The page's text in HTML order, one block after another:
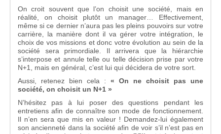
On croit souvent que l’on choisit une société, mais en
réalité, on choisit plutôt un manager… Effectivement,
même si ce dernier n’aura pas les pleins pouvoirs sur votre
carrière, la manière dont il va gérer votre intégration, le
choix de vos missions et donc votre évolution au sein de la
société sera primordiale. Il arrivera que la hiérarchie
s’interpose et annule telle ou telle décision prise par votre
N+1, mais en général, c’est lui qui décidera de votre sort.
Aussi, retenez bien cela : « On ne choisit pas une
société, on choisit un N+1 »
N’hésitez pas à lui poser des questions pendant les
entretiens afin de connaître son mode de fonctionnement.
Il n’en sera que mis en valeur ! Demandez-lui également
son ancienneté dans la société afin de voir s’il n’est pas en